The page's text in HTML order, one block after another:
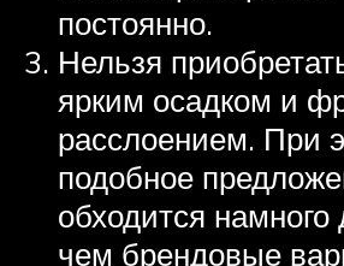
постоянно.
Нельзя
ярким осадком и
расслоением. При
подобное
обходится
чем брендовые